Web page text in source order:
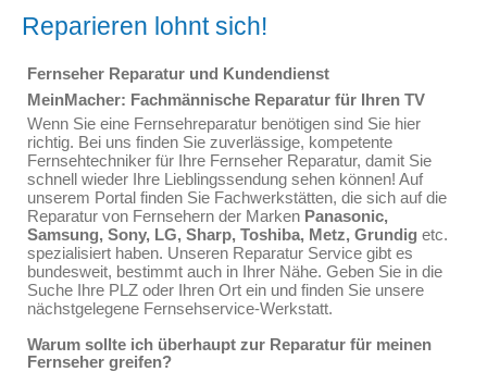
Reparieren lohnt sich!
Fernseher Reparatur und Kundendienst
MeinMacher: Fachmännische Reparatur für Ihren TV
Wenn Sie eine Fernsehreparatur benötigen sind Sie hier
richtig. Bei uns finden Sie zuverlässige, kompetente
Fernsehtechniker für Ihre Fernseher Reparatur, damit Sie
schnell wieder Ihre Lieblingssendung sehen können! Auf
unserem Portal finden Sie Fachwerkstätten, die sich auf die
Reparatur von Fernsehern der Marken Panasonic,
Samsung, Sony, LG, Sharp, Toshiba, Metz, Grundig etc.
spezialisiert haben. Unseren Reparatur Service gibt es
bundesweit, bestimmt auch in Ihrer Nähe. Geben Sie in die
Suche Ihre PLZ oder Ihren Ort ein und finden Sie unsere
nächstgelegene Fernsehservice-Werkstatt.
Warum sollte ich überhaupt zur Reparatur für meinen
Fernseher greifen?